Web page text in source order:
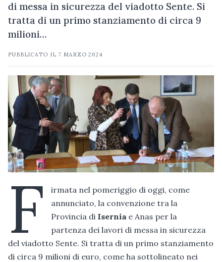
di messa in sicurezza del viadotto Sente. Si
tratta di un primo stanziamento di circa 9
milioni…
PUBBLICATO IL 7 MARZO 2024
F
irmata nel pomeriggio di oggi, come
annunciato, la convenzione tra la
Provincia di Isernia e Anas per la
partenza dei lavori di messa in sicurezza
del viadotto Sente. Si tratta di un primo stanziamento
di circa 9 milioni di euro, come ha sottolineato nei